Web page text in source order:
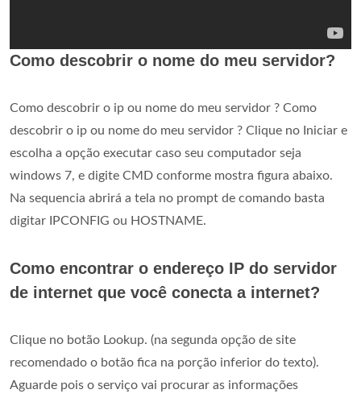
Como descobrir o nome do meu servidor?
Como descobrir o ip ou nome do meu servidor ? Como
descobrir o ip ou nome do meu servidor ? Clique no Iniciar e
escolha a opção executar caso seu computador seja
windows 7, e digite CMD conforme mostra figura abaixo.
Na sequencia abrirá a tela no prompt de comando basta
digitar IPCONFIG ou HOSTNAME.
Como encontrar o endereço IP do servidor
de internet que você conecta a internet?
Clique no botão Lookup. (na segunda opção de site
recomendado o botão fica na porção inferior do texto).
Aguarde pois o serviço vai procurar as informações